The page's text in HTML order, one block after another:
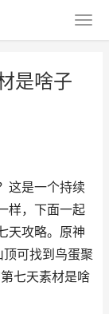
是啥子
这是一个持续
样，下面一起
天攻略。原神
可找到鸟蛋聚
七天素材是啥